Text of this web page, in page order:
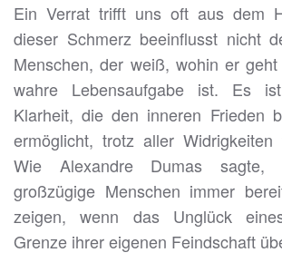
Ein Verrat trifft uns oft aus dem
dieser Schmerz beeinflusst nicht
Menschen, der weiß, wohin er
wahre Lebensaufgabe ist. Es
Klarheit, die den inneren Frieden
ermöglicht, trotz aller Widrigkeiten
Wie Alexandre Dumas sagte,
großzügige Menschen immer
zeigen, wenn das Unglück
Grenze ihrer eigenen Feindschaft